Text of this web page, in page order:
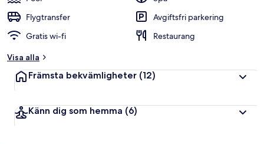
Flygtransfer
Avgiftsfri parkering
Gratis wi-fi
Restaurang
Visa alla
Främsta bekvämligheter (12)
Känn dig som hemma (6)